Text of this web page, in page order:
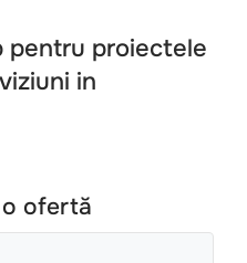
pentru proiectele
in
ofertă